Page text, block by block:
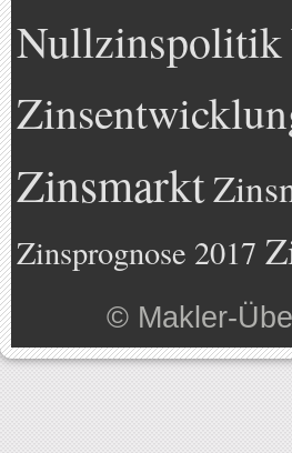
Nullzinspolitik
Zinsmarkt
Zinsprognose 2017
© Makler-